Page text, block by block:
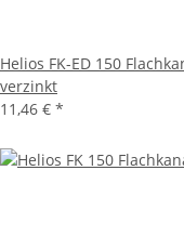
Helios FK-ED 150
verzinkt
11,46 € *